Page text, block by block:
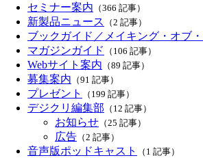
セミナー案内 （366 記事）
新製品ニュース （2 記事）
ブックガイド／メイキング・オブ
マガジンガイド （106 記事）
Webサイト案内 （89 記事）
募集案内 （91 記事）
プレゼント （199 記事）
デジクリ編集部 （12 記事）
お知らせ （25 記事）
広告 （2 記事）
音声版ポッドキャスト （1 記事）